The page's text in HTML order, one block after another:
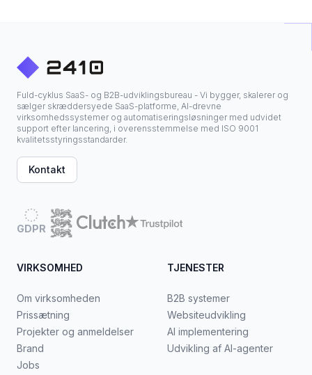
Fuld-cyklus SaaS- og B2B-udviklingsbureau - Vi bygger, skalerer og
sælger skræddersyede SaaS-platforme, AI-drevne
virksomhedssystemer og automatiseringsløsninger med udvidet
support efter lancering, i overensstemmelse med ISO 9001
kvalitetsstyringsstandarder.
Kontakt
GDPR
VIRKSOMHED
Om virksomheden
Prissætning
Projekter og anmeldelser
Brand
Jobs
TJENESTER
B2B systemer
Websiteudvikling
AI implementering
Udvikling af AI-agenter